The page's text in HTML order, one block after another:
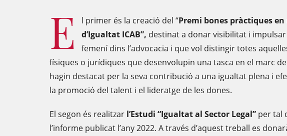
E l primer és la creació del “Premi bones pràctiques
d’Igualtat ICAB”, destinat a donar visibilitat i
femení dins l’advocacia i que vol distingir totes
físiques o jurídiques que desenvolupin una tasca en el marc de
hagin destacat per la seva contribució a una igualtat plena i
la promoció del talent i el lideratge de les dones.
El segon és realitzar l’Estudi “Igualtat al Sector Legal” per tal
l’informe publicat l’any 2022. A través d’aquest treball es